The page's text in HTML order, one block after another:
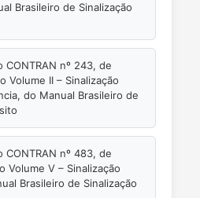
Brasileiro de Sinalização
CONTRAN nº 243, de
Volume II – Sinalização
do Manual Brasileiro de
CONTRAN nº 483, de
Volume V – Sinalização
Brasileiro de Sinalização